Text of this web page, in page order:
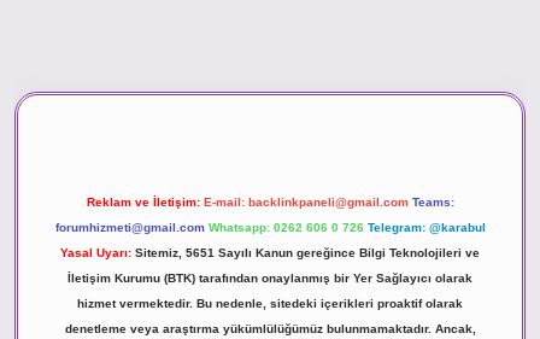
Reklam ve İletişim: E-mail: backlinkpaneli@gmail.com Teams:
forumhizmeti@gmail.com Whatsapp: 0262 606 0 726 Telegram: @karabul
Yasal Uyarı: Sitemiz, 5651 Sayılı Kanun gereğince Bilgi Teknolojileri ve
İletişim Kurumu (BTK) tarafından onaylanmış bir Yer Sağlayıcı olarak
hizmet vermektedir. Bu nedenle, sitedeki içerikleri proaktif olarak
denetleme veya araştırma yükümlülüğümüz bulunmamaktadır. Ancak,